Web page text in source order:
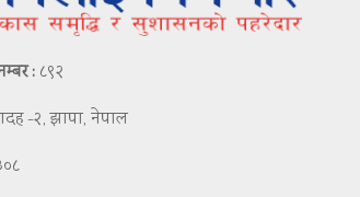
: ८९२
-२, झापा, नेपाल